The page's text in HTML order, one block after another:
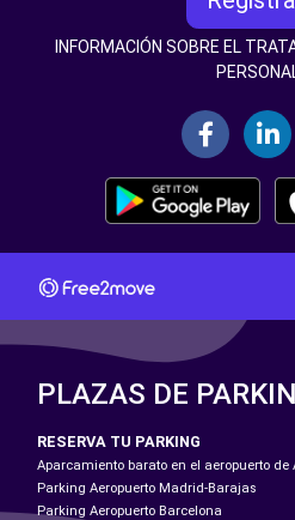
INFORMACIÓN SOBRE EL
PLAZAS DE
RESERVA TU PARKING
Aparcamiento barato en el aeropuerto de
Parking Aeropuerto Madrid-Barajas
Parking Aeropuerto Barcelona